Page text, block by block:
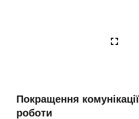
Покращення
роботи